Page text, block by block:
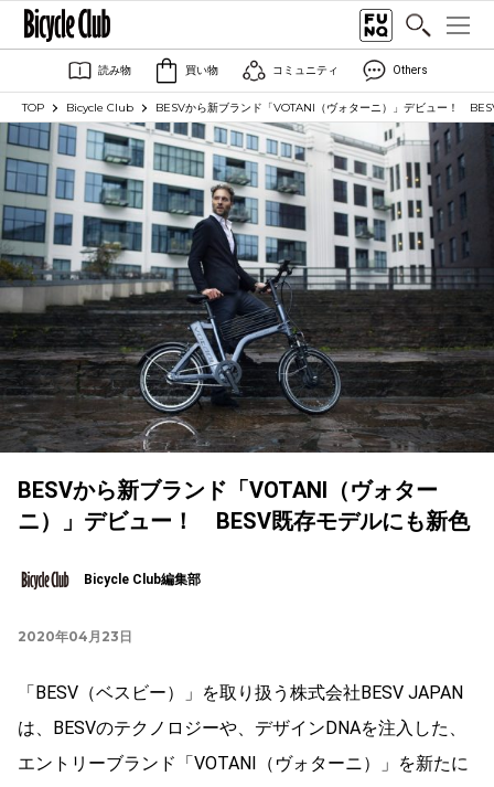
読み物 買い物 コミュニティ Others
TOP Bicycle Club BESVから新ブランド「VOTANI（ヴォターニ）」デビュー！
BESVから新ブランド「VOTANI（ヴォター
ニ）」デビュー！ BESV既存モデルにも新色
Bicycle Club編集部
2020年04月23日
「BESV（ベスビー）」を取り扱う株式会社BESV JAPAN
は、BESVのテクノロジーや、デザインDNAを注入した、
エントリーブランド「VOTANI（ヴォターニ）」を新たに